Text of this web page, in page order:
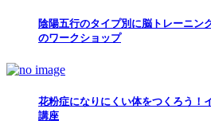
陰陽五行のタイプ別に脳トレーニン
のワークショップ
花粉症になりにくい体をつくろう！
講座